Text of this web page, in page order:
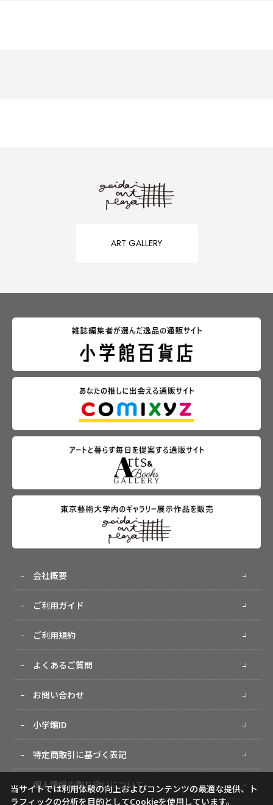
ART GALLERY
会社概要
ご利用ガイド
ご利用規約
よくあるご質問
お問い合わせ
小学館ID
特定商取引に基づく表記
個人情報の取り扱いについて
当サイトでは利用体験の向上およびコンテンツの最適な提供、ト
ラフィックの分析を目的としてCookieを使用しています。